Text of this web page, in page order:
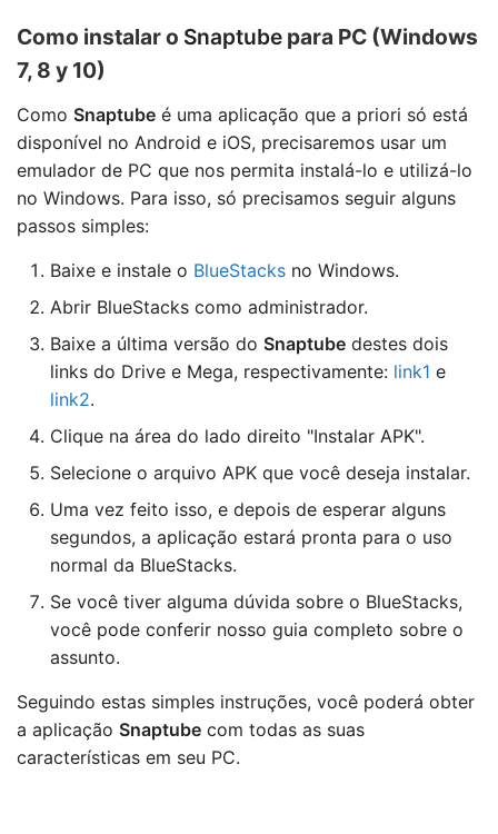
Como instalar o Snaptube para PC (Windows
7, 8 y 10)
Como Snaptube é uma aplicação que a priori só está
disponível no Android e iOS, precisaremos usar um
emulador de PC que nos permita instalá-lo e utilizá-lo
no Windows. Para isso, só precisamos seguir alguns
passos simples:
Baixe e instale o BlueStacks no Windows.
Abrir BlueStacks como administrador.
Baixe a última versão do Snaptube destes dois
links do Drive e Mega, respectivamente: link1 e
link2.
Clique na área do lado direito "Instalar APK".
Selecione o arquivo APK que você deseja instalar.
Uma vez feito isso, e depois de esperar alguns
segundos, a aplicação estará pronta para o uso
normal da BlueStacks.
Se você tiver alguma dúvida sobre o BlueStacks,
você pode conferir nosso guia completo sobre o
assunto.
Seguindo estas simples instruções, você poderá obter
a aplicação Snaptube com todas as suas
características em seu PC.